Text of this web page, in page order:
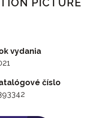
PICTURE
vydania
číslo